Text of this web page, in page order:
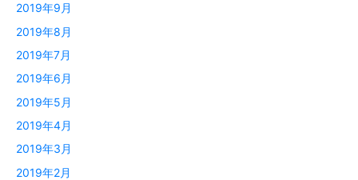
2019年9月
2019年8月
2019年7月
2019年6月
2019年5月
2019年4月
2019年3月
2019年2月